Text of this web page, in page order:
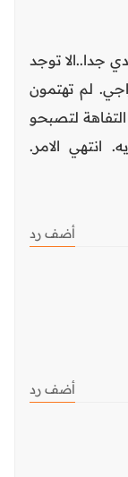
جدا..الا توجد
لم تهتمون
لتصبحو
انتهي الامر.
أضف رد
أضف رد